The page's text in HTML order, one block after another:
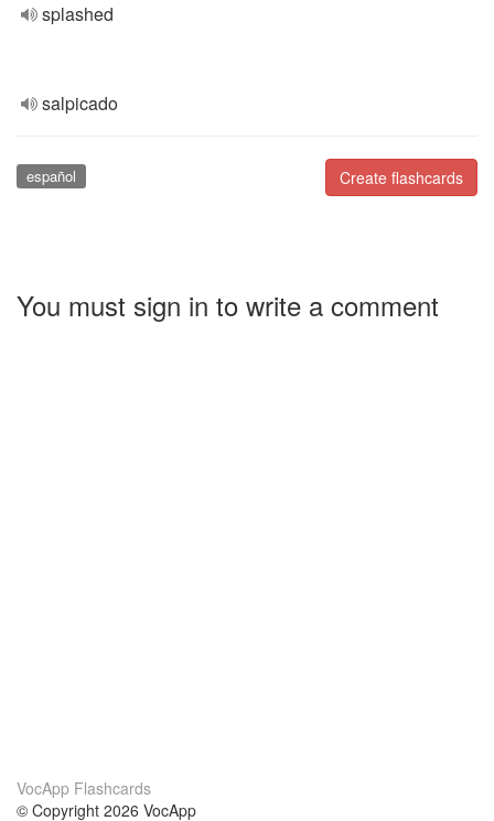
splashed
salpicado
Create flashcards
español
You must sign in to write a comment
VocApp Flashcards
© Copyright 2026 VocApp